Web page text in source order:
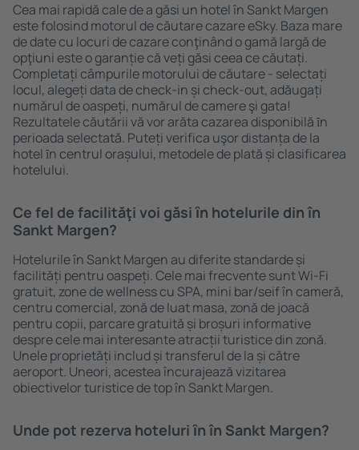
Cea mai rapidă cale de a găsi un hotel în Sankt Margen
este folosind motorul de căutare cazare eSky. Baza mare
de date cu locuri de cazare conţinând o gamă largă de
opţiuni este o garanție că veți găsi ceea ce căutați.
Completați câmpurile motorului de căutare - selectați
locul, alegeți data de check-in și check-out, adăugați
numărul de oaspeți, numărul de camere şi gata!
Rezultatele căutării vă vor arăta cazarea disponibilă ȋn
perioada selectată. Puteți verifica uşor distanța de la
hotel ȋn centrul orașului, metodele de plată și clasificarea
hotelului.
Ce fel de facilităţi voi găsi ȋn hotelurile din în
Sankt Margen?
Hotelurile în Sankt Margen au diferite standarde și
facilități pentru oaspeți. Cele mai frecvente sunt Wi-Fi
gratuit, zone de wellness cu SPA, mini bar/seif în cameră,
centru comercial, zonă de luat masa, zonă de joacă
pentru copii, parcare gratuită și broșuri informative
despre cele mai interesante atracții turistice din zonă.
Unele proprietăți includ și transferul de la și către
aeroport. Uneori, acestea încurajează vizitarea
obiectivelor turistice de top în Sankt Margen.
Unde pot rezerva hoteluri ȋn în Sankt Margen?